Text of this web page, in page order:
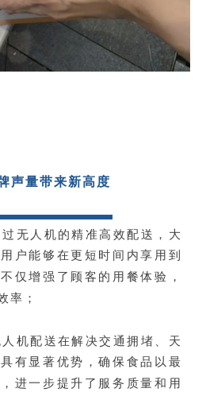
声量带来新高度
无人机的精准高效配送，大
户能够在更短时间内享用到
仅增强了顾客的用餐体验，
率；
机配送在解决交通拥堵、天
有显著优势，确保食品以最
进一步提升了服务质量和用